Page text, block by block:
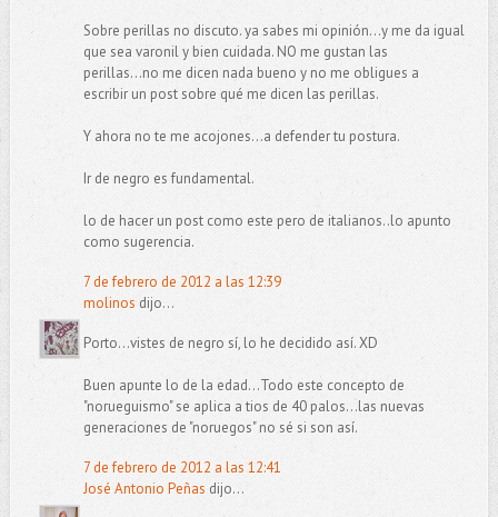
Sobre perillas no discuto. ya sabes mi opinión...y me da igual
que sea varonil y bien cuidada. NO me gustan las
perillas...no me dicen nada bueno y no me obligues a
escribir un post sobre qué me dicen las perillas.
Y ahora no te me acojones...a defender tu postura.
Ir de negro es fundamental.
lo de hacer un post como este pero de italianos..lo apunto
como sugerencia.
7 de febrero de 2012 a las 12:39
molinos dijo...
Porto...vistes de negro sí, lo he decidido así. XD
Buen apunte lo de la edad...Todo este concepto de
"norueguismo" se aplica a tios de 40 palos...las nuevas
generaciones de "noruegos" no sé si son así.
7 de febrero de 2012 a las 12:41
José Antonio Peñas dijo...